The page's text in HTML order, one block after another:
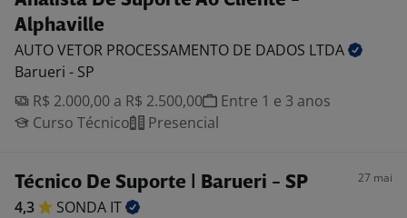
Alphaville
AUTO VETOR PROCESSAMENTO DE DADOS LTDA
Barueri - SP
R$ 2.000,00 a R$ 2.500,00
Entre 1 e 3 anos
Curso Técnico
Presencial
Técnico De Suporte | Barueri - SP 27 mai
4,3 SONDA IT